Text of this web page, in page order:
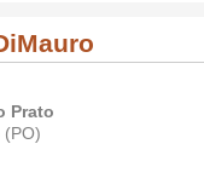
Prato
(PO)